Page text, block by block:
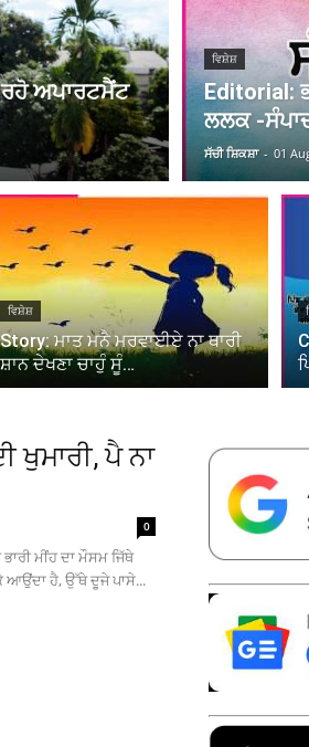
ਅਪਾਰਟਮੈਂਟ
ਵਿਸ਼ੇਸ਼
Editorial:
ਲਲਕ -
ਸੱਚੀ ਸ਼ਿਕਸ਼ਾ - 01
ਵਿਸ਼ੇਸ਼
Story: ਮਾਤ ਮਨੈ ਮਰਵਾਈਏ ਨਾ ਥਾਰੀ
ਸ਼ਾਨ ਦੇਖਣਾ ਚਾਹੁੰ ਸੂੰ…
ਖੁਮਾਰੀ, ਪੈ ਨਾ
0
ਮੀਂਹ ਦਾ ਮੌਸਮ ਜਿੱਥੇ
ਆਉਂਦਾ ਹੈ, ਉੱਥੇ ਦੂਜੇ ਪਾਸੇ...